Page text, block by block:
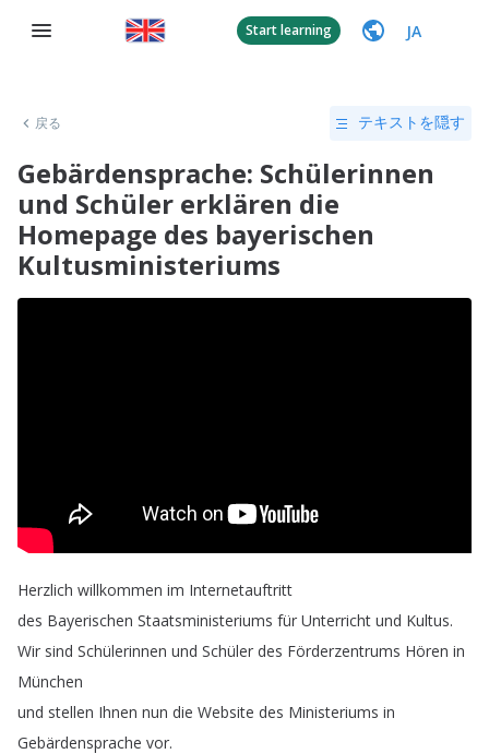
Start learning JA
戻る テキストを隠す
Gebärdensprache: Schülerinnen
und Schüler erklären die
Homepage des bayerischen
Kultusministeriums
Herzlich willkommen im Internetauftritt
des Bayerischen Staatsministeriums für Unterricht und Kultus.
Wir sind Schülerinnen und Schüler des Förderzentrums Hören in
München
und stellen Ihnen nun die Website des Ministeriums in
Gebärdensprache vor.